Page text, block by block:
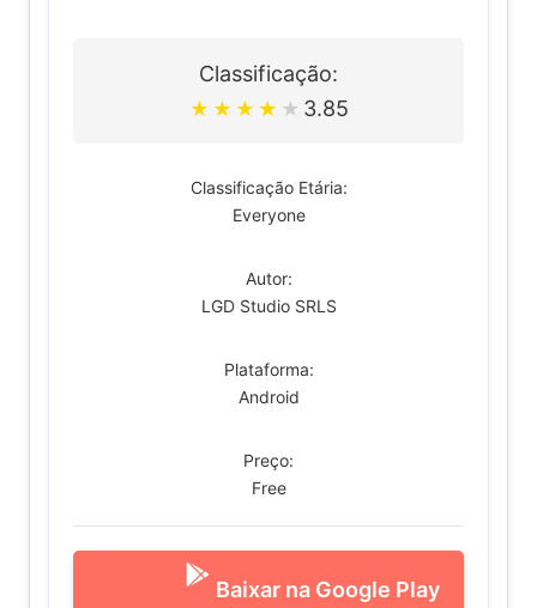
Classificação:
★ ★ ★ ★ ★ 3.85
Classificação Etária:
Everyone
Autor:
LGD Studio SRLS
Plataforma:
Android
Preço:
Free
Baixar na Google Play